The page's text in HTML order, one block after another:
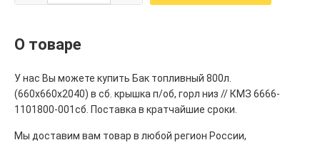
О товаре
У нас Вы можете купить Бак топливный 800л.
(660х660х2040) в сб. крышка п/об, горл низ // КМЗ 6666-
1101800-001сб. Поставка в кратчайшие сроки.
Мы доставим вам товар в любой регион России,